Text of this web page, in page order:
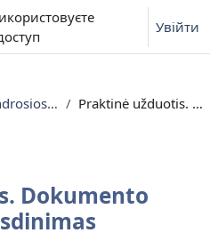
Увійти
Bendrosios parinktys ir spausdinimas Praktinė užduotis. Dokumento parinktys ir spausdinimas
Dokumento